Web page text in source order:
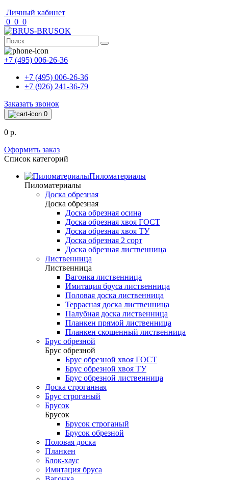
Личный кабинет
0 0 0
+7 (495) 006-26-36
+7 (495) 006-26-36
+7 (926) 241-36-79
Заказать звонок
0
0 р.
Оформить заказ
Список категорий
Пиломатериалы
Пиломатериалы
Доска обрезная
Доска обрезная
Доска обрезная осина
Доска обрезная хвоя ГОСТ
Доска обрезная хвоя ТУ
Доска обрезная 2 сорт
Доска обрезная лиственница
Лиственница
Лиственница
Вагонка лиственница
Имитация бруса лиственница
Половая доска лиственница
Террасная доска лиственница
Палубная доска лиственница
Планкен прямой лиственница
Планкен скошенный лиственница
Брус обрезной
Брус обрезной
Брус обрезной хвоя ГОСТ
Брус обрезной хвоя ТУ
Брус обрезной лиственница
Доска строганная
Брус строганый
Брусок
Брусок
Брусок строганый
Брусок обрезной
Половая доска
Планкен
Блок-хаус
Имитация бруса